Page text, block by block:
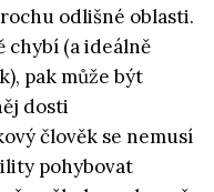
odlišné oblasti.
chybí (a ideálně
pak může být
dosti
člověk se nemusí
pohybovat